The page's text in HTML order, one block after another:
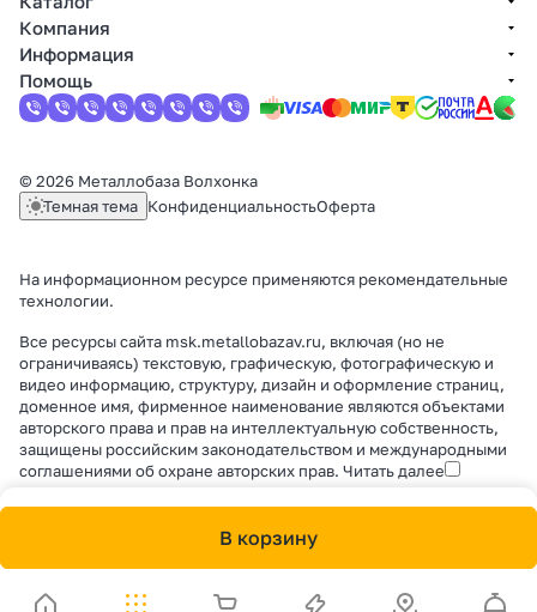
В корзину
Компания
Информация
Помощь
© 2026 Металлобаза Волхонка
Темная тема КонфиденциальностьОферта
На информационном ресурсе применяются рекомендательные
технологии.
Все ресурсы сайта msk.metallobazav.ru, включая (но не
ограничиваясь) текстовую, графическую, фотографическую и
видео информацию, структуру, дизайн и оформление страниц,
доменное имя, фирменное наименование являются объектами
авторского права и прав на интеллектуальную собственность,
защищены российским законодательством и международными
соглашениями об охране авторских прав. Читать далее